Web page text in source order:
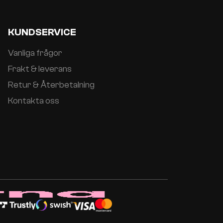
KUNDSERVICE
Vanliga frågor
Frakt & leverans
Retur & Återbetalning
Kontakta oss